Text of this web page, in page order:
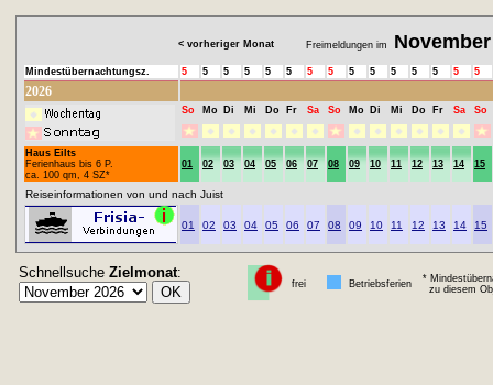
< vorheriger Monat Freimeldungen im November
Mindestübernachtungsz. 5 5 5 5 5 5 5 5 5 5 5 5 5 5 5
2026
So Mo Di Mi Do Fr Sa So Mo Di Mi Do Fr Sa So
Haus Eilts
Ferienhaus bis 6 P.
ca. 100 qm, 4 SZ*
01 02 03 04 05 06 07 08 09 10 11 12 13 14 15
Reiseinformationen von und nach Juist
01 02 03 04 05 06 07 08 09 10 11 12 13 14 15
Schnellsuche Zielmonat:
frei Betriebsferien
*
zu diesem